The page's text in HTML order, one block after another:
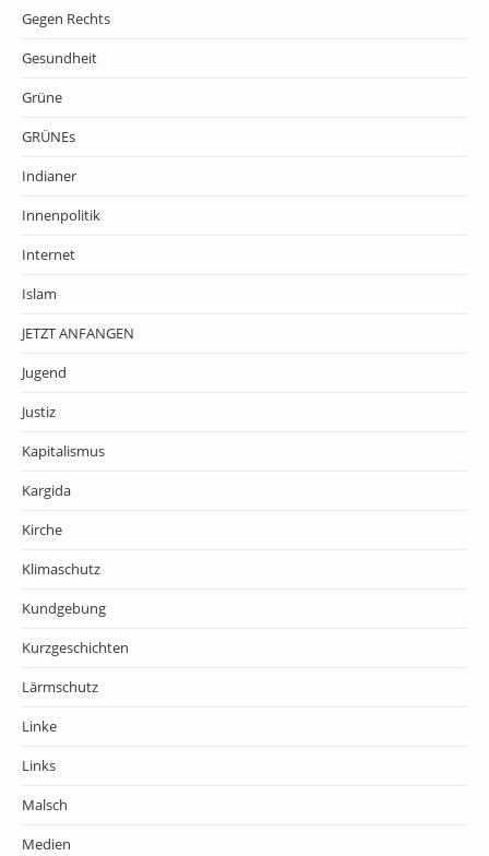
Gegen Rechts
Gesundheit
Grüne
GRÜNEs
Indianer
Innenpolitik
Internet
Islam
JETZT ANFANGEN
Jugend
Justiz
Kapitalismus
Kargida
Kirche
Klimaschutz
Kundgebung
Kurzgeschichten
Lärmschutz
Linke
Links
Malsch
Medien